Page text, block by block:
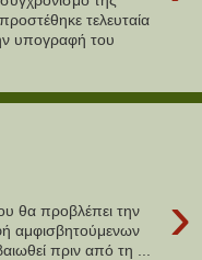
τελευταία
υπογραφή του
›
θα προβλέπει την
αμφισβητούμενων
πριν από τη ...